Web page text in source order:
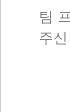
팀
주